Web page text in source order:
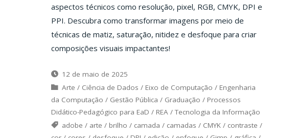
aspectos técnicos como resolução, pixel, RGB, CMYK, DPI e
PPI. Descubra como transformar imagens por meio de
técnicas de matiz, saturação, nitidez e desfoque para criar
composições visuais impactantes!
12 de maio de 2025
Arte / Ciência de Dados / Eixo de Computação / Engenharia
da Computação / Gestão Pública / Graduação / Processos
Didático-Pedagógico para EaD / REA/Tecnologia da Informação
adobe / arte / brilho / camada / camadas / CMYK / contraste /